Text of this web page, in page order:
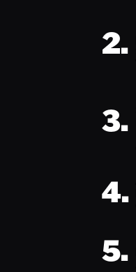
2.
3.
4.
5.